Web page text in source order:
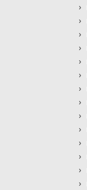
›
›
›
›
›
›
›
›
›
›
›
›
›
›